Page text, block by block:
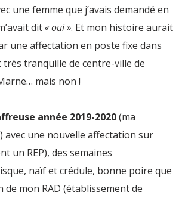
une femme que j’avais demandé en
dit« oui ». Et mon histoire aurait
une affectation en poste fixe dans
tranquille de centre-ville de
mais non !
année 2019-2020(ma
avec une nouvelle affectation sur
un REP), des semaines
naïf et crédule, bonne poire que
de mon RAD (établissement de